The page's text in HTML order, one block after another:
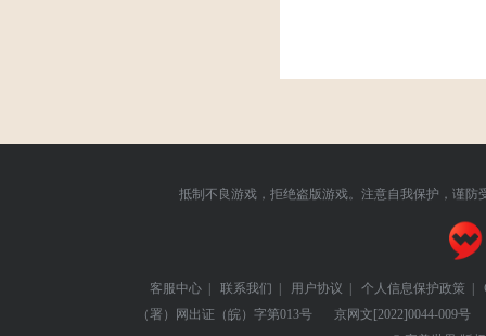
抵制不良游戏，拒绝盗版游戏。注意自我保护，谨防
客服中心 | 联系我们 | 用户协议 | 个人信息保护政策 |
（署）网出证（皖）字第013号
京网文[2022]0044-009号